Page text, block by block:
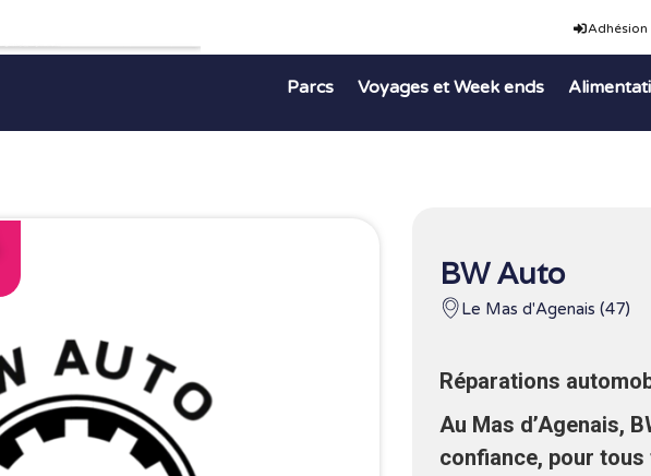
Adhésion
Parcs Voyages et Week ends
BW Auto
Le Mas d'Agenais (47)
Réparations
Au Mas d’Agenais,
confiance, pour